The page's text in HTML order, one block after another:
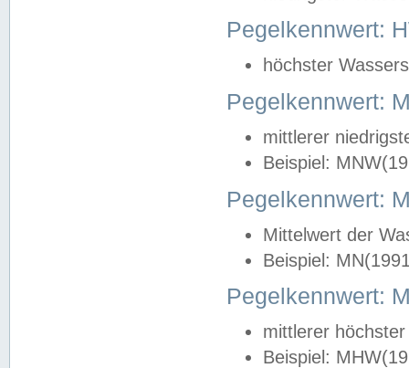
Pegelkennwert:
höchster
Pegelkennwert:
mittlerer
Beispiel:
Pegelkennwert:
Mittelwert der
Beispiel:
Pegelkennwert:
mittlerer
Beispiel: